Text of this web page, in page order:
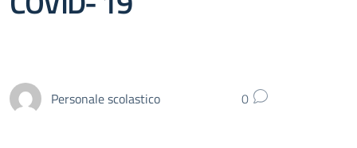
Personale scolastico 0